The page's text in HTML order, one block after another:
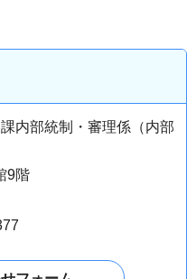
内部統制・審理係（内部
9階